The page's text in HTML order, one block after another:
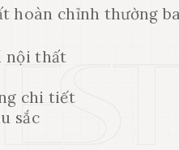
hoàn chỉnh thường
nội thất
chi tiết
sắc